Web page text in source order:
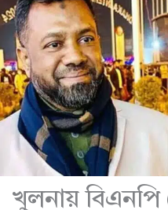
খুলনায় বিএনপি